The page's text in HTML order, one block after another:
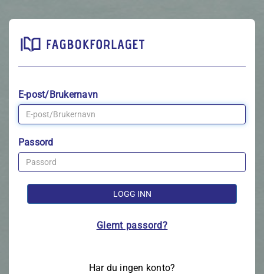
E-post/Brukernavn
Passord
LOGG INN
Glemt passord?
Har du ingen konto?